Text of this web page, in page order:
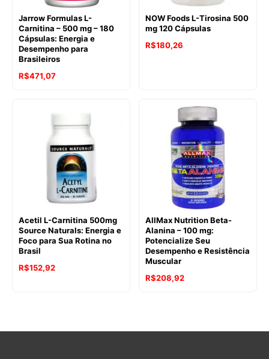
Jarrow Formulas L-
Carnitina – 500 mg – 180
Cápsulas: Energia e
Desempenho para
Brasileiros
R$471,07
NOW Foods L-Tirosina 500
mg 120 Cápsulas
R$180,26
Acetil L-Carnitina 500mg
Source Naturals: Energia e
Foco para Sua Rotina no
Brasil
R$152,92
AllMax Nutrition Beta-
Alanina – 100 mg:
Potencialize Seu
Desempenho e Resistência
Muscular
R$208,92